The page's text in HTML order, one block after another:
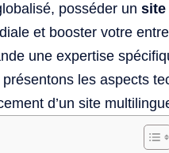
posséder un site
et booster votre
une expertise
les aspects
d’un site